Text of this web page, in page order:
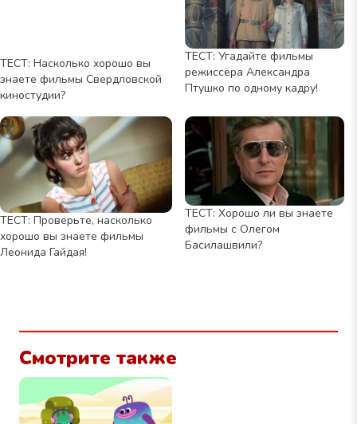
ТЕСТ: Насколько хорошо вы
знаете фильмы Свердловской
киностудии?
ТЕСТ: Угадайте фильмы
режиссёра Александра
Птушко по одному кадру!
ТЕСТ: Проверьте, насколько
хорошо вы знаете фильмы
Леонида Гайдая!
ТЕСТ: Хорошо ли вы знаете
фильмы с Олегом
Басилашвили?
Смотрите также